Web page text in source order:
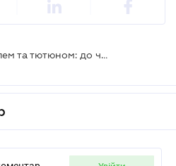
Інтернет-торгівля алкоголем та тютюном: до чого готуватись у 2026 році